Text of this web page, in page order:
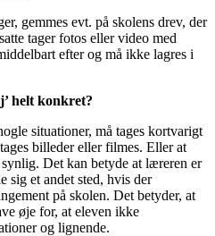
gemmes evt. på skolens drev, der
tager fotos eller video med
efter og må ikke lagres i
helt konkret?
situationer, må tages kortvarigt
billeder eller filmes. Eller at
Det kan betyde at læreren er
sig et andet sted, hvis der
på skolen. Det betyder, at
øje for, at eleven ikke
og lignende.